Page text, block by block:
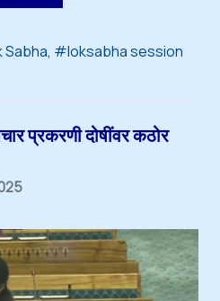
Sabha loksabha session
प्रकरणी दोषींवर कठोर